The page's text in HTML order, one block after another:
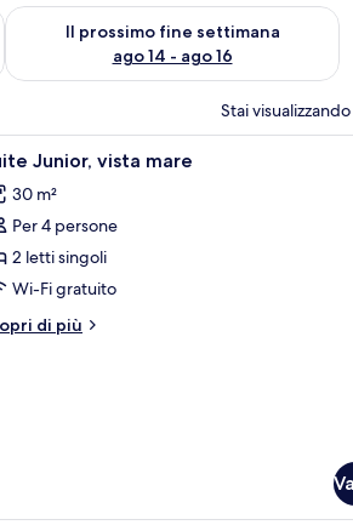
ago 7 - ago 9
Il prossimo fine settimana
ago 14 - ago 16
Verifica la disponibilità per il prossimo
Stai
e un balcone con tavolo e sedie.Un letto rifatto
8 Junior, vista mare
30 m²
Per 4 persone
2 letti singoli
Wi-Fi gratuito
di più